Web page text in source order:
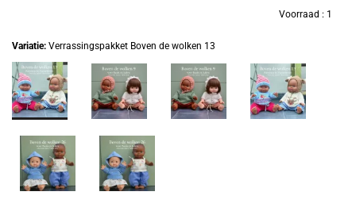
Voorraad : 1
Variatie: Verrassingspakket Boven de wolken 13